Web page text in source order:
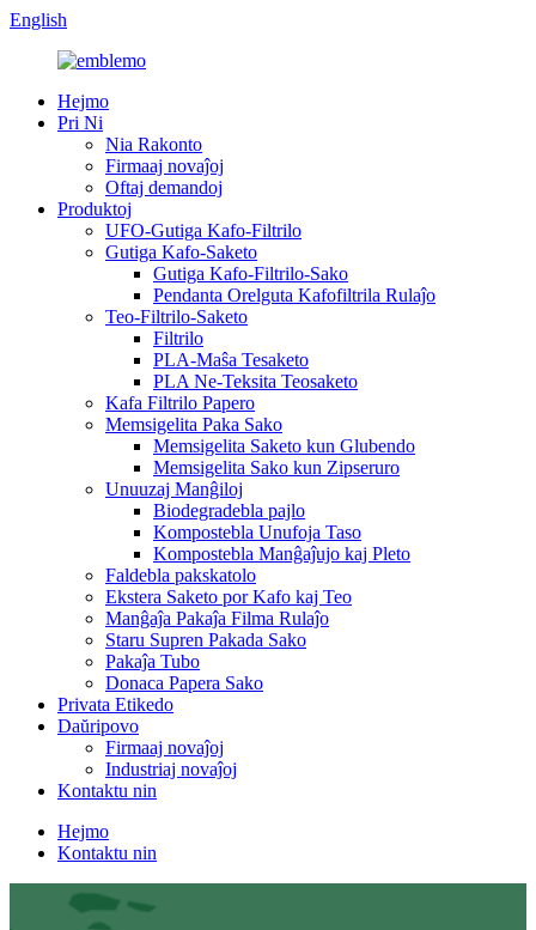
English
Hejmo
Pri Ni
Nia Rakonto
Firmaaj novaĵoj
Oftaj demandoj
Produktoj
UFO-Gutiga Kafo-Filtrilo
Gutiga Kafo-Saketo
Gutiga Kafo-Filtrilo-Sako
Pendanta Orelguta Kafofiltrila Rulaĵo
Teo-Filtrilo-Saketo
Filtrilo
PLA-Maŝa Tesaketo
PLA Ne-Teksita Teosaketo
Kafa Filtrilo Papero
Memsigelita Paka Sako
Memsigelita Saketo kun Glubendo
Memsigelita Sako kun Zipseruro
Unuuzaj Manĝiloj
Biodegradebla pajlo
Kompostebla Unufoja Taso
Kompostebla Manĝaĵujo kaj Pleto
Faldebla pakskatolo
Ekstera Saketo por Kafo kaj Teo
Manĝaĵa Pakaĵa Filma Rulaĵo
Staru Supren Pakada Sako
Pakaĵa Tubo
Donaca Papera Sako
Privata Etikedo
Daŭripovo
Firmaaj novaĵoj
Industriaj novaĵoj
Kontaktu nin
Hejmo
Kontaktu nin